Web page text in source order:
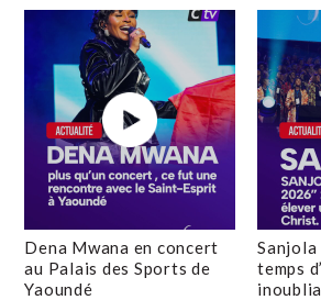
Dena Mwana en concert
au Palais des Sports de
Yaoundé
Sanjola
temps